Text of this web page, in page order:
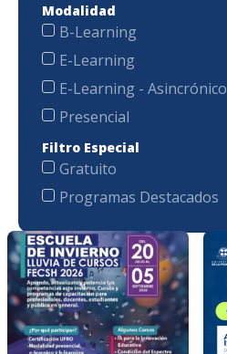
Modalidad
B-Learning
E-Learning
E-Learning - Asincrónico
Presencial
Filtro Especial
Gratuito
Programas Destacados